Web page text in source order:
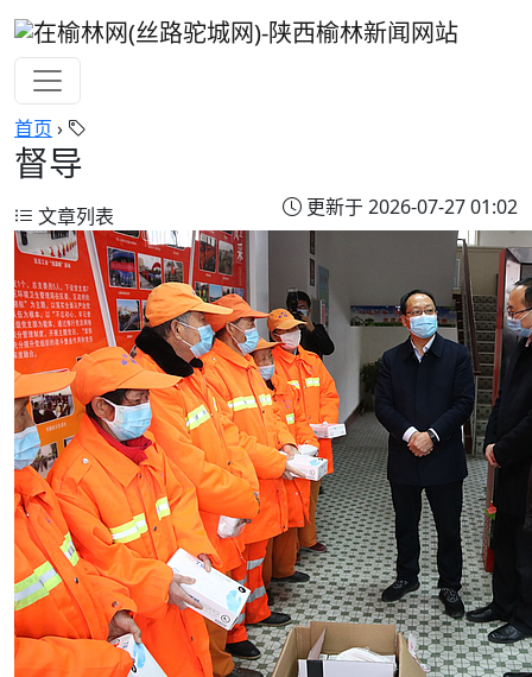
首页 ›
督导
更新于 2026-07-27 01:02
文章列表